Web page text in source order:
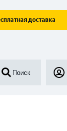
доставка
Поиск